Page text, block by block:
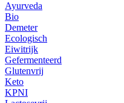
Ayurveda
Bio
Demeter
Ecologisch
Eiwitrijk
Gefermenteerd
Glutenvrij
Keto
KPNI